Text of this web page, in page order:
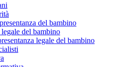
del bambino
legale del bambino
legale del bambino